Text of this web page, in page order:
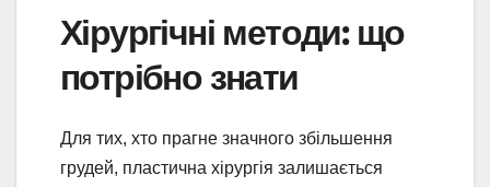
Хірургічні методи: що
потрібно знати
Для тих, хто прагне значного збільшення
грудей, пластична хірургія залишається